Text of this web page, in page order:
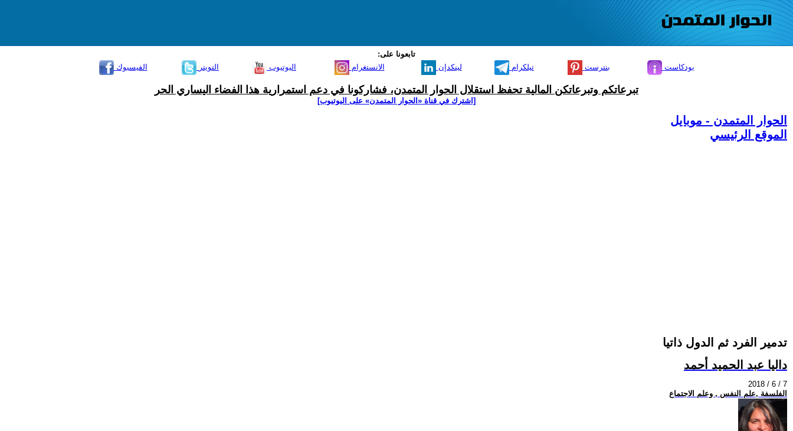
تابعونا على:
الفيسبوك
التويتر اليوتيوب الانستغرام لينكدإن تيلكرام بنترست بودكاست
تبرعاتكم وتبرعاتكن المالية تحفظ استقلال الحوار المتمدن، فشاركونا في دعم استمرارية هذا الفضاء اليساري الحر
[اشترك في قناة ‫«الحوار المتمدن» على اليوتيوب]
الحوار المتمدن - موبايل
الموقع الرئيسي
تدمير الفرد ثم الدول ذاتيا
داليا عبد الحميد أحمد
2018 / 6 / 7
الفلسفة ,علم النفس , وعلم الاجتماع